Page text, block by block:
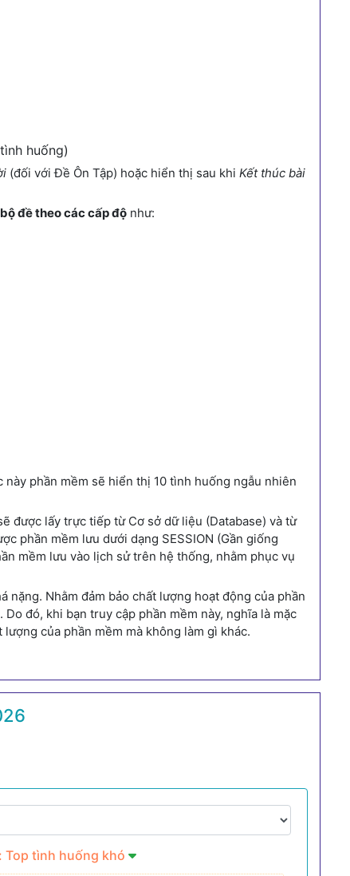
huống)
(đối với Đề Ôn Tập) hoặc hiển thị sau khi Kết thúc bài
đề theo các cấp độ như:
này phần mềm sẽ hiển thị 10 tình huống ngẫu nhiên
được lấy trực tiếp từ Cơ sở dữ liệu (Database) và từ
phần mềm lưu dưới dạng SESSION (Gần giống
mềm lưu vào lịch sử trên hệ thống, nhằm phục vụ
Nhằm đảm bảo chất lượng hoạt động của phần
. Do đó, khi bạn truy cập phần mềm này, nghĩa là mặc
của phần mềm mà không làm gì khác.
Top tình huống khó